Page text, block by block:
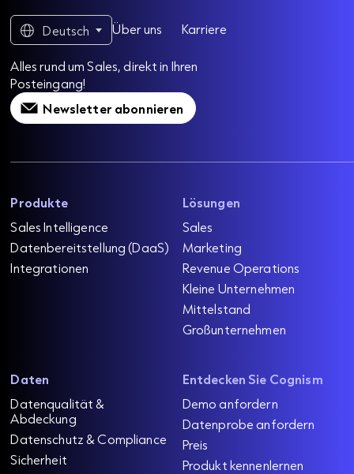
Deutsch Über uns Karriere
Alles rund um Sales, direkt in Ihren
Posteingang!
Newsletter abonnieren
Produkte
Sales Intelligence
Datenbereitstellung (DaaS)
Integrationen
Lösungen
Sales
Marketing
Revenue Operations
Kleine Unternehmen
Mittelstand
Großunternehmen
Daten
Datenqualität &
Abdeckung
Datenschutz & Compliance
Sicherheit
Entdecken Sie Cognism
Demo anfordern
Datenprobe anfordern
Preis
Produkt kennenlernen